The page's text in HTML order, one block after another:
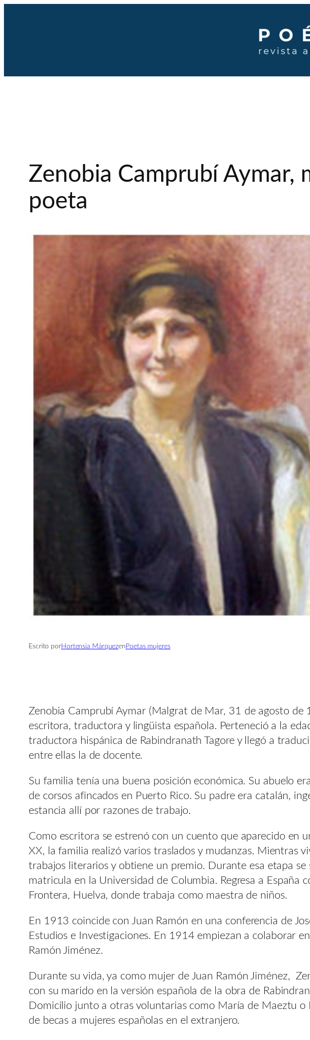
Zenobia Camprubí Aymar,
poeta
Escrito porHortensia Márquezen Poetas mujeres
Zenobia Camprubí Aymar (Malgrat de Mar, 31 de agosto
escritora, traductora y lingüista española. Perteneció a la
traductora hispánica de Rabindranath Tagore y llegó a
entre ellas la de docente.
Su familia tenía una buena posición económica. Su abuelo
de corsos afincados en Puerto Rico. Su padre era catalán,
estancia allí por razones de trabajo.
Como escritora se estrenó con un cuento que aparecido en
XX, la familia realizó varios traslados y mudanzas. Mientras
trabajos literarios y obtiene un premio. Durante esa etapa
matricula en la Universidad de Columbia. Regresa a España
Frontera, Huelva, donde trabaja como maestra de niños.
En 1913 coincide con Juan Ramón en una conferencia de
Estudios e Investigaciones. En 1914 empiezan a colaborar
Ramón Jiménez.
Durante su vida, ya como mujer de Juan Ramón Jiménez,
con su marido en la versión española de la obra de
Domicilio junto a otras voluntarias como María de Maeztu o
de becas a mujeres españolas en el extranjero.